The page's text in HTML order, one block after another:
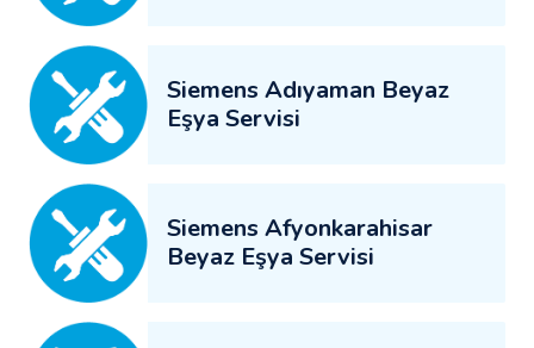
Siemens Adıyaman Beyaz
Eşya Servisi
Siemens Afyonkarahisar
Beyaz Eşya Servisi